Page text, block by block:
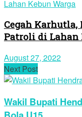
Cegah Karhutla,
Patroli di Lahan
August 27, 2022
Next Post
Wakil Bupati